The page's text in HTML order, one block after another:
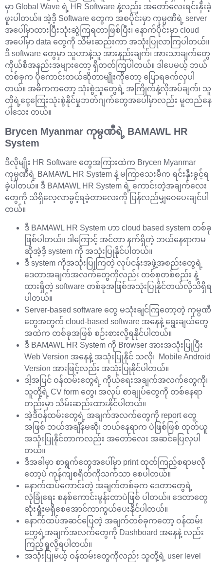
မှာ Global Wave ရဲ့ HR Software နဲ့လည်း အတော်လေးရင်းနှီးခဲ့
ဖူးပါတယ်။ အဲ့ဒီ့ Software တွေက အစပိုင်းမှာ ကုမ္ပဏီရဲ့ server
အပေါ်မှာထားပြီးသုံးဆွဲကြရတာဖြစ်ပြီး၊ နောက်ပိုင်းမှာ cloud
အပေါ်မှာ data တွေကို သိမ်းဆည်းကာ အသုံးပြုလာကြပါတယ်။
ဒီ software တွေမှာ သူဟာနဲ့သူ အားနည်းချက်၊ အားသာချက်တွေ
ကိုယ်စီအနည်းအများတော့ ရှိတတ်ကြပါတယ်။ ဒါပေမယ့် ဘယ်
တစ်ခုက ပိုကောင်းတယ်ဆိုတာမျိုးကိုတော့ ပြောရခက်လှပါ
တယ်။ အဓိကကတော့ သုံးစွဲသူတွေရဲ့ အကြိုက်နဲ့လိုအပ်ချက်၊ သူ
တိုရဲ့ငွေကြေးသုံးစွဲနိုင်မှုဘတ်ဂျက်တွေအပေါ်မှာလည်း မူတည်နေ
ပါသေး တယ်။
Brycen Myanmar ကုမ္ပဏီရဲ့ BAMAWL HR
System
ဒီလိုမျိုး HR Software တွေအကြားထဲက Brycen Myanmar
ကုမ္ပဏီရဲ့ BAMAWL HR System နဲ့ မကြာသေးမီက ရင်းနှီးခွင့်ရ
ခဲ့ပါတယ်။ ဒီ BAMAWL HR System ရဲ့ ကောင်းတဲ့အချက်လေး
တွေကို သိရှိလေ့လာခွင့်ရခဲ့တာလေးကို ပြန်လည်မျှဝေပေးချင်ပါ
တယ်။
ဒီ BAMAWL HR System ဟာ cloud based system တစ်ခု
ဖြစ်ပါတယ်။ ဒါကြောင့် အင်တာ နက်ရှိတဲ့ ဘယ်နေရာကမ
ဆိုအဲ့ဒီ့ system ကို အသုံးပြုနိုင်ပါတယ်။
ဒီ system ကိုအသုံးပြုကြတဲ့ လုပ်ငန်းအဖွဲ့အစည်းတွေရဲ့
ဒေတာအချက်အလက်တွေကိုလည်း တစ်စုတစ်စည်း နဲ့
ထားရှိတဲ့ software တစ်ခုအဖြစ်အသုံးပြုနိုင်တယ်လို့သိရှိရ
ပါတယ်။
Server-based software တွေ မသုံးချင်ကြတော့တဲ့ ကုမ္ပဏီ
တွေအတွက် cloud-based software အနေနဲ့ ရွေးချယ်တွေ
အထဲက တစ်ခုအဖြစ် စဉ်းစားလို့ရနိုင်ပါတယ်။
ဒီ BAMAWL HR System ကို Browser အားအသုံးပြုပြီး
Web Version အနေနဲ့ အသုံးပြုနိုင် သလို၊ Mobile Android
Version အားဖြင့်လည်း အသုံးပြုနိုင်ပါတယ်။
ဒါ့အပြင် ဝန်ထမ်းတွေရဲ့ ကိုယ်ရေးအချက်အလက်တွေကို၊
သူတို့ရဲ့ CV form တွေ၊ အလုပ် စာချုပ်တွေကို တစ်နေရာ
တည်းမှာ သိမ်းဆည်းထားနိုင်ပါတယ်။
အဲ့ဒီဝန်ထမ်းတွေရဲ့ အချက်အလက်တွေကို report တွေ
အဖြစ် ဘယ်အချိန်မဆို၊ ဘယ်နေရာက ပဲဖြစ်ဖြစ် ထုတ်ယူ
အသုံးပြုနိုင်တာကလည်း အတော်လေး အဆင်ပြေလှပါ
တယ်။
ဒီအခါမှာ စာရွက်တွေအပေါ်မှာ print ထုတ်ကြည့်စရာမလို
တော့ပဲ ကုန်ကျစရိတ်ကိုသက်သာ စေပါတယ်။
နောက်ထပ်ကောင်းတဲ့ အချက်တစ်ခုက ဒေတာတွေရဲ့
လုံခြုံရေး စနစ်ကောင်းမွန်းတာပဲဖြစ် ပါတယ်။ ဒေတာတွေ
ဆုံးရှုံးမရှိစေအောင်ကာကွယ်ပေးနိုင်ပါတယ်။
နောက်ထပ်အဆင်ပြေတဲ့ အချက်တစ်ခုကတော့ ဝန်ထမ်း
တွေရဲ့အချက်အလက်တွေကို Dashboard အနေနဲ့ လည်း
ကြည့်ရှုလို့ရပါတယ်။
အသုံးပြုမယ့် ဝန်ထမ်းတွေကိုလည်း သူတို့ရဲ့ user level